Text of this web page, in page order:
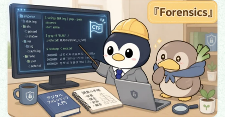
企業・組織の被害事例
マルウェア・ランサムウェア
国際・政治関連
全般・レポート
デバイス・ネットワーク
IoT・スマートデバイス